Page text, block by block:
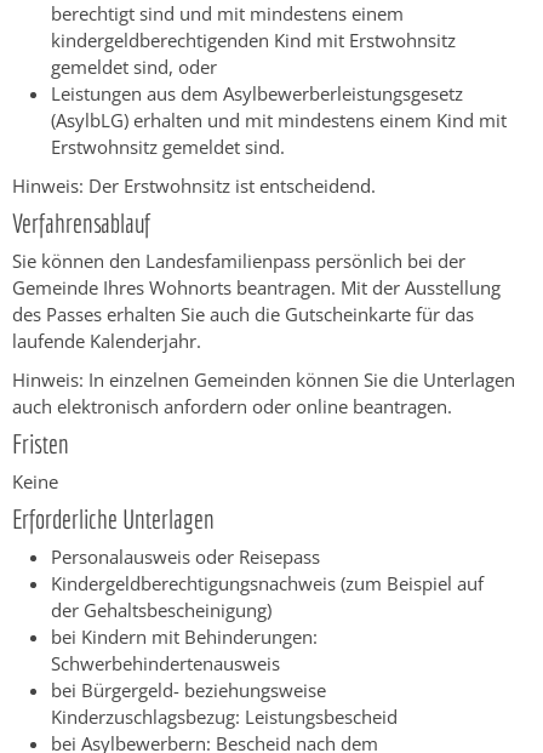
berechtigt sind und mit mindestens einem
kindergeldberechtigenden Kind mit Erstwohnsitz
gemeldet sind, oder
Leistungen aus dem Asylbewerberleistungsgesetz
(AsylbLG) erhalten und mit mindestens einem Kind mit
Erstwohnsitz gemeldet sind.
Hinweis: Der Erstwohnsitz ist entscheidend.
Verfahrensablauf
Sie können den Landesfamilienpass persönlich bei der
Gemeinde Ihres Wohnorts beantragen. Mit der Ausstellung
des Passes erhalten Sie auch die Gutscheinkarte für das
laufende Kalenderjahr.
Hinweis: In einzelnen Gemeinden können Sie die Unterlagen
auch elektronisch anfordern oder online beantragen.
Fristen
Keine
Erforderliche Unterlagen
Personalausweis oder Reisepass
Kindergeldberechtigungsnachweis (zum Beispiel auf
der Gehaltsbescheinigung)
bei Kindern mit Behinderungen:
Schwerbehindertenausweis
bei Bürgergeld- beziehungsweise
Kinderzuschlagsbezug: Leistungsbescheid
bei Asylbewerbern: Bescheid nach dem